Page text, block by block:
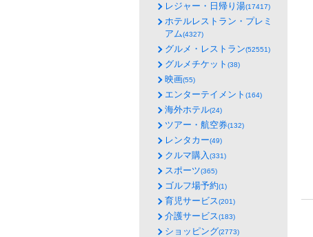
レジャー・日帰り湯(17417)
ホテルレストラン・プレミ
アム(4327)
グルメ・レストラン(52551)
グルメチケット (38)
映画(55)
エンターテイメント (164)
海外ホテル(24)
ツアー・航空券(132)
レンタカー(49)
クルマ購入(331)
スポーツ(365)
ゴルフ場予約(1)
育児サービス(201)
介護サービス(183)
ショッピング(2773)